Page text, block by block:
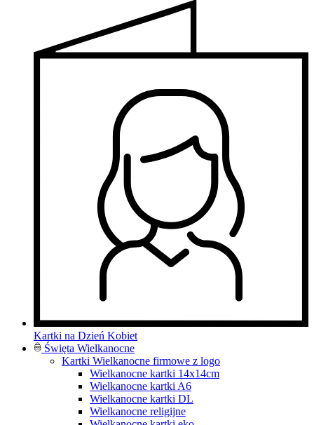
Kartki na Dzień Kobiet
Święta Wielkanocne
Kartki Wielkanocne firmowe z logo
Wielkanocne kartki 14x14cm
Wielkanocne kartki A6
Wielkanocne kartki DL
Wielkanocne religijne